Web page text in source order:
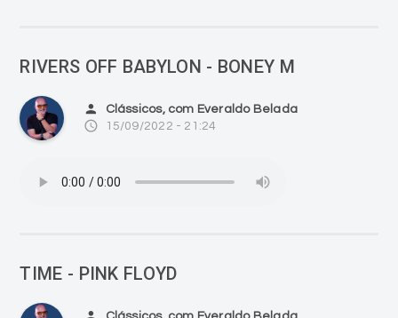
RIVERS OFF BABYLON - BONEY M
person Clássicos, com Everaldo Belada
access_time 15/09/2022 - 21:24
TIME - PINK FLOYD